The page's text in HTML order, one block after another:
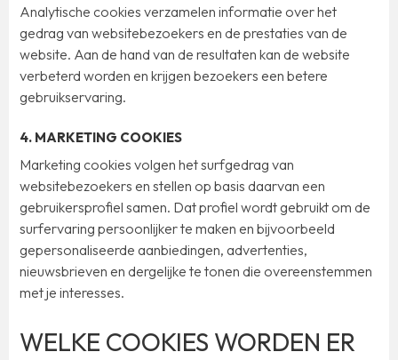
Analytische cookies verzamelen informatie over het
gedrag van websitebezoekers en de prestaties van de
website. Aan de hand van de resultaten kan de website
verbeterd worden en krijgen bezoekers een betere
gebruikservaring.
4. MARKETING COOKIES
Marketing cookies volgen het surfgedrag van
websitebezoekers en stellen op basis daarvan een
gebruikersprofiel samen. Dat profiel wordt gebruikt om de
surfervaring persoonlijker te maken en bijvoorbeeld
gepersonaliseerde aanbiedingen, advertenties,
nieuwsbrieven en dergelijke te tonen die overeenstemmen
met je interesses.
WELKE COOKIES WORDEN ER